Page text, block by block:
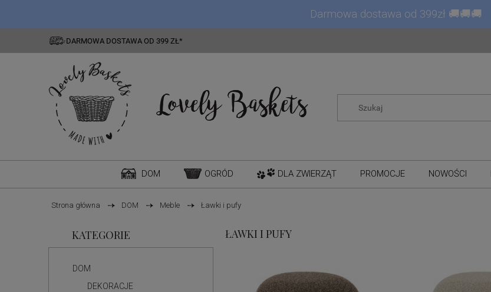
Darmowa dostawa od 399zł 🚚🚚🚚
DARMOWA DOSTAWA OD 399 ZŁ*
DOM OGRÓD DLA ZWIERZĄT PROMOCJE NOWOŚCI
Strona główna DOM Meble Ławki i pufy
KATEGORIE
DOM
DEKORACJE
ŁAWKI I PUFY